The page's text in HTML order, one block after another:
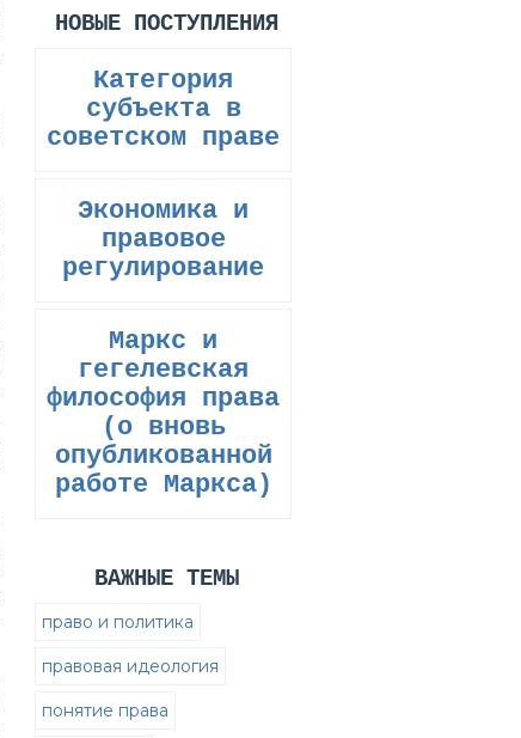
НОВЫЕ ПОСТУПЛЕНИЯ
Категория
субъекта в
советском праве
Экономика и
правовое
регулирование
Маркс и
гегелевская
философия права
(о вновь
опубликованной
работе Маркса)
ВАЖНЫЕ ТЕМЫ
право и политика
правовая идеология
понятие права